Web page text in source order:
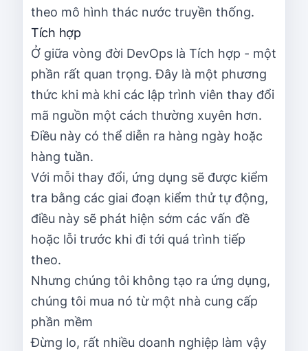
theo mô hình thác nước truyền thống.
Tích hợp
Ở giữa vòng đời DevOps là Tích hợp - một
phần rất quan trọng. Đây là một phương
thức khi mà khi các lập trình viên thay đổi
mã nguồn một cách thường xuyên hơn.
Điều này có thể diễn ra hàng ngày hoặc
hàng tuần.
Với mỗi thay đổi, ứng dụng sẽ được kiểm
tra bằng các giai đoạn kiểm thử tự động,
điều này sẽ phát hiện sớm các vấn đề
hoặc lỗi trước khi đi tới quá trình tiếp
theo.
Nhưng chúng tôi không tạo ra ứng dụng,
chúng tôi mua nó từ một nhà cung cấp
phần mềm
Đừng lo, rất nhiều doanh nghiệp làm vậy